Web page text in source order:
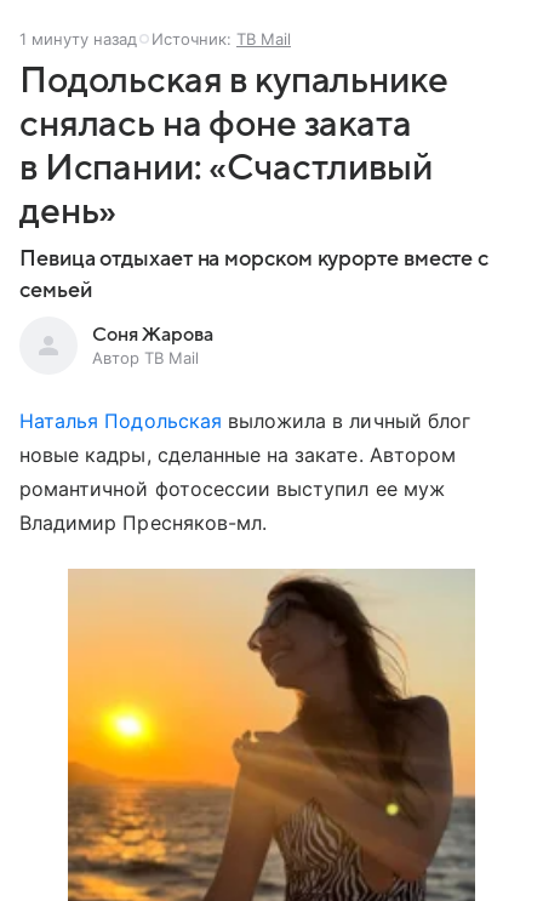
1 минуту назад Источник: ТВ Mail
Подольская в купальнике
снялась на фоне заката
в Испании: «Счастливый
день»
Певица отдыхает на морском курорте вместе с
семьей
Соня Жарова
Автор ТВ Mail
Наталья Подольская выложила в личный блог
новые кадры, сделанные на закате. Автором
романтичной фотосессии выступил ее муж
Владимир Пресняков-мл.